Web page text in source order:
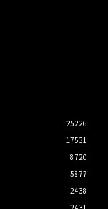
25226
17531
8720
5877
2438